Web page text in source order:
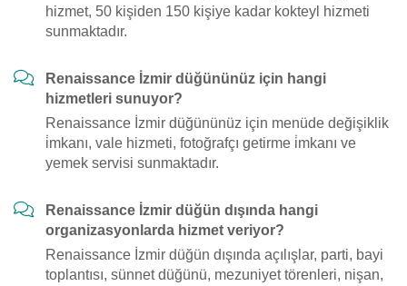
hizmet, 50 kişiden 150 kişiye kadar kokteyl hizmeti
sunmaktadır.
Renaissance İzmir düğününüz için hangi
hizmetleri sunuyor?
Renaissance İzmir düğününüz için menüde değişiklik
i̇mkanı, vale hizmeti, fotoğrafçı getirme i̇mkanı ve
yemek servisi sunmaktadır.
Renaissance İzmir düğün dışında hangi
organizasyonlarda hizmet veriyor?
Renaissance İzmir düğün dışında açılışlar, parti, bayi
toplantısı, sünnet düğünü, mezuniyet törenleri, nişan,